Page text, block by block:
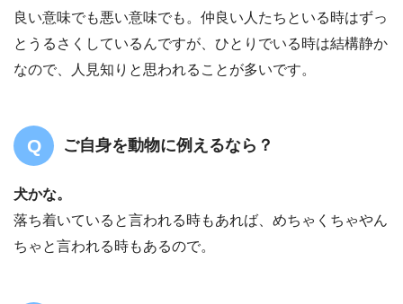
良い意味でも悪い意味でも。仲良い人たちといる時はずっ
とうるさくしているんですが、ひとりでいる時は結構静か
なので、人見知りと思われることが多いです。
ご自身を動物に例えるなら？
犬かな。
落ち着いていると言われる時もあれば、めちゃくちゃやん
ちゃと言われる時もあるので。